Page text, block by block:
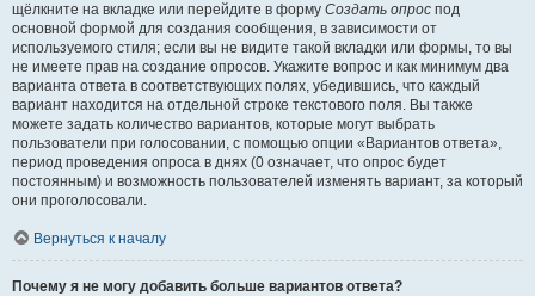
щёлкните на вкладке или перейдите в форму Создать опрос под
основной формой для создания сообщения, в зависимости от
используемого стиля; если вы не видите такой вкладки или формы, то вы
не имеете прав на создание опросов. Укажите вопрос и как минимум два
варианта ответа в соответствующих полях, убедившись, что каждый
вариант находится на отдельной строке текстового поля. Вы также
можете задать количество вариантов, которые могут выбрать
пользователи при голосовании, с помощью опции «Вариантов ответа»,
период проведения опроса в днях (0 означает, что опрос будет
постоянным) и возможность пользователей изменять вариант, за который
они проголосовали.
Вернуться к началу
Почему я не могу добавить больше вариантов ответа?